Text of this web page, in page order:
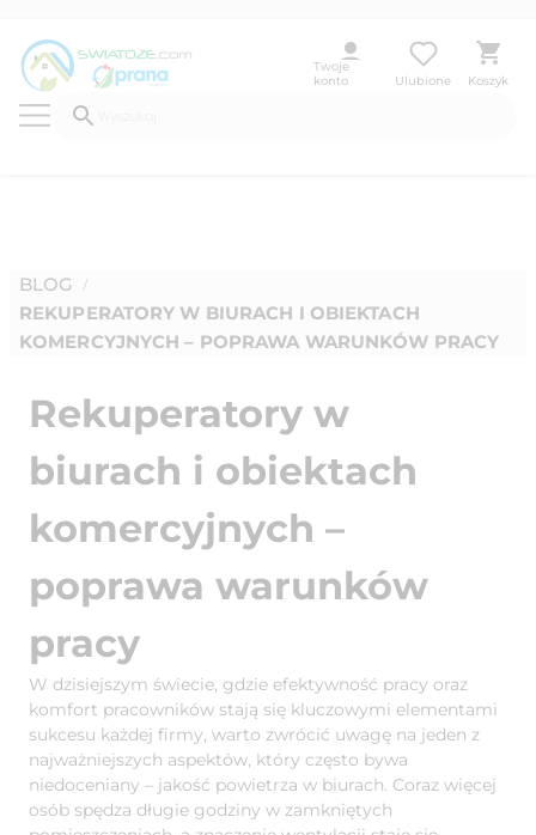
Twoje
konto
Ulubione Koszyk
BLOG /
REKUPERATORY W BIURACH I OBIEKTACH
KOMERCYJNYCH – POPRAWA WARUNKÓW PRACY
Rekuperatory w
biurach i obiektach
komercyjnych –
poprawa warunków
pracy
W dzisiejszym świecie, gdzie efektywność pracy oraz
komfort pracowników stają się kluczowymi elementami
sukcesu każdej firmy, warto zwrócić uwagę na jeden z
najważniejszych aspektów, który często bywa
niedoceniany – jakość powietrza w biurach. Coraz więcej
osób spędza długie godziny w zamkniętych